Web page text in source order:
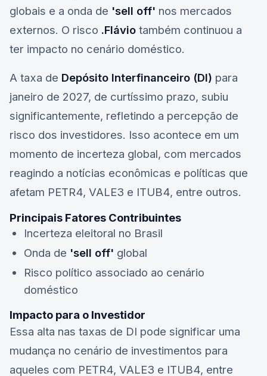
globais e a onda de 'sell off' nos mercados
externos. O risco .Flávio também continuou a
ter impacto no cenário doméstico.
A taxa de Depósito Interfinanceiro (DI) para
janeiro de 2027, de curtíssimo prazo, subiu
significantemente, refletindo a percepção de
risco dos investidores. Isso acontece em um
momento de incerteza global, com mercados
reagindo a notícias econômicas e políticas que
afetam PETR4, VALE3 e ITUB4, entre outros.
Principais Fatores Contribuintes
Incerteza eleitoral no Brasil
Onda de 'sell off' global
Risco político associado ao cenário
doméstico
Impacto para o Investidor
Essa alta nas taxas de DI pode significar uma
mudança no cenário de investimentos para
aqueles com PETR4, VALE3 e ITUB4, entre